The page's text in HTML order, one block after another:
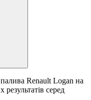
Renault Logan на
серед